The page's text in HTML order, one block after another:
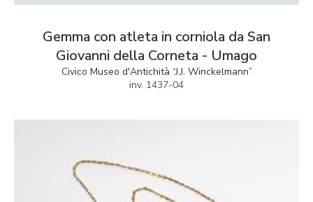
Gemma con atleta in corniola da San
Giovanni della Corneta - Umago
Civico Museo d'Antichità “J.J. Winckelmann”
inv. 1437-04